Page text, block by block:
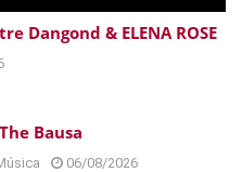
Dangond & ELENA ROSE
Bausa
06/08/2026